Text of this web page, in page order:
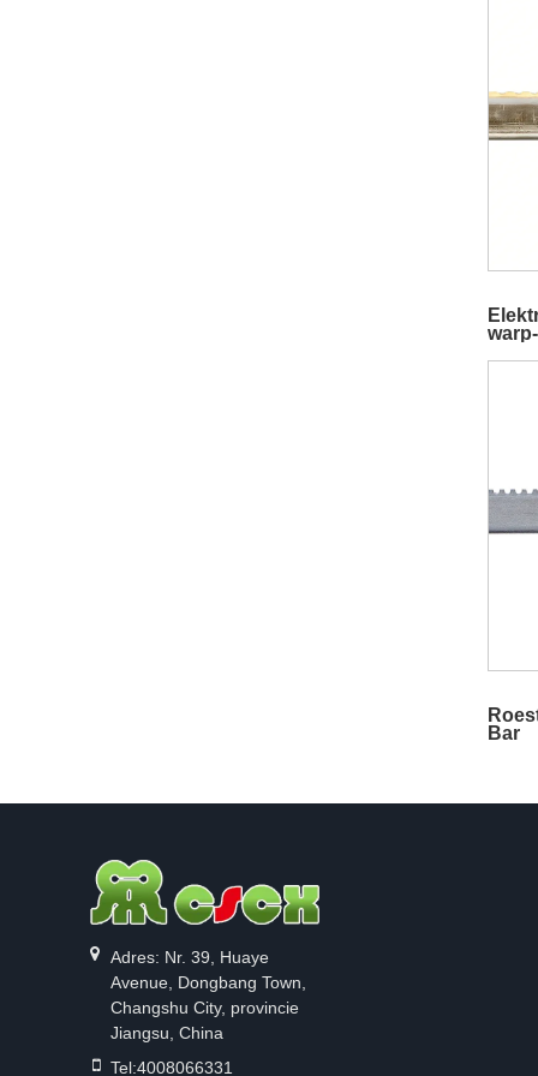
Bar
Adres: Nr. 39, Huaye
Avenue, Dongbang Town,
Changshu City, provincie
Jiangsu, China
Tel:4008066331